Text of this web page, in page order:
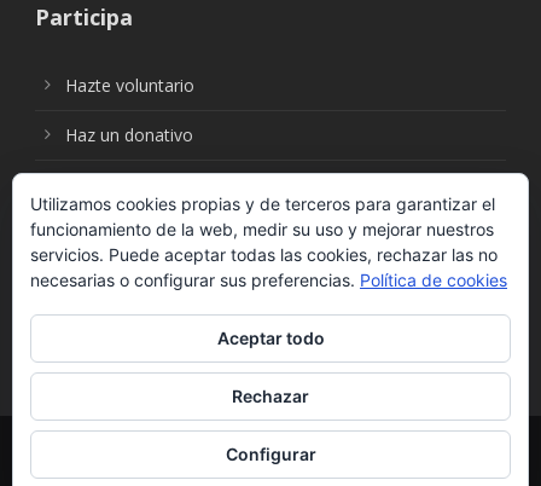
Participa
Hazte voluntario
Haz un donativo
Síguenos en:
© Fundación Social Universal. Todos los derechos
reservados. |Política de Protección de Datos
Utilizamos cookies propias y de terceros para garantizar el
funcionamiento de la web, medir su uso y mejorar nuestros
servicios. Puede aceptar todas las cookies, rechazar las no
necesarias o configurar sus preferencias. Política de cookies
Aceptar todo
Rechazar
Configurar